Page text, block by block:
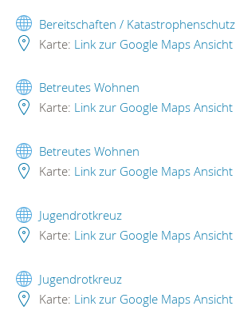
Bereitschaften / Katastrophenschutz
Karte: Link zur Google Maps Ansicht
Betreutes Wohnen
Karte: Link zur Google Maps Ansicht
Betreutes Wohnen
Karte: Link zur Google Maps Ansicht
Jugendrotkreuz
Karte: Link zur Google Maps Ansicht
Jugendrotkreuz
Karte: Link zur Google Maps Ansicht